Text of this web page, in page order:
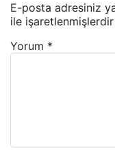
E-posta adresiniz
ile işaretlenmişlerdir
Yorum *